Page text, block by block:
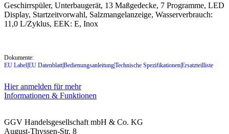
Geschirrspüler, Unterbaugerät, 13 Maßgedecke, 7 Programme, LED
Display, Startzeitvorwahl, Salzmangelanzeige, Wasserverbrauch:
11,0 L/Zyklus, EEK: E, Inox
Dokumente:
EU Label|EU Datenblatt|Bedienungsanleitung|Technische Spezifikationen|Ersatzteilliste
Hier anmelden für mehr
Informationen & Funktionen
GGV Handelsgesellschaft mbH & Co. KG
August-Thyssen-Str. 8